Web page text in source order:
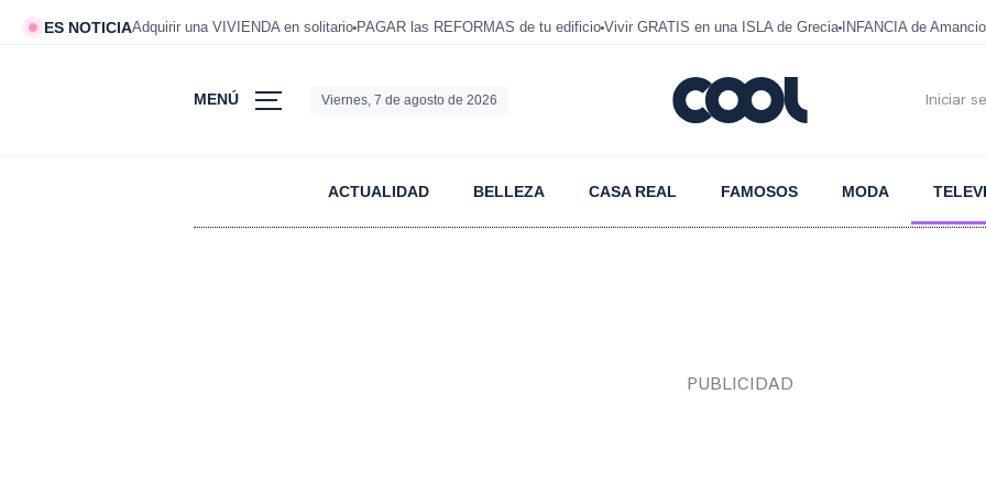
ES NOTICIAAdquirir una VIVIENDA en solitario PAGAR las REFORMAS de tu edificio Vivir GRATIS en una ISLA de Grecia INFANCIA de Amancio
MENÚ Viernes, 7 de agosto de 2026 Iniciar
ACTUALIDAD BELLEZA CASA REAL FAMOSOS MODA